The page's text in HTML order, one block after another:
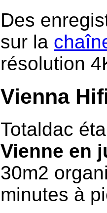
Des
sur la
résolution
Vienna
Totaldac
Vienne en
30m2
minutes à